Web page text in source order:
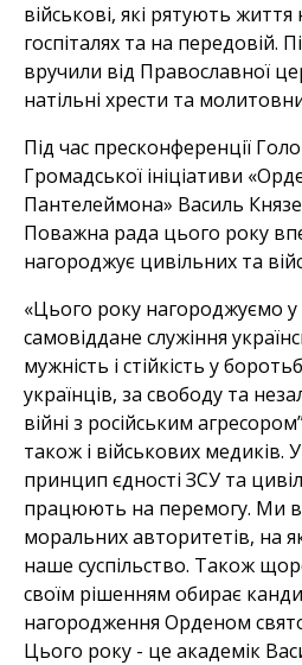
військові, які рятують
госпіталях та на передовій.
вручили від Православної
натільні хрести та
Під час пресконференції
Громадської ініціативи
Пантелеймона» Василь
Поважна рада цього року
нагороджує цивільних та
«Цього року нагороджуємо у
самовіддане служіння
мужність і стійкість у
українців, за свободу та
війні з російським
також і військових медиків.
принцип єдності ЗСУ та
працюють на перемогу. Ми
моральних авторитетів, на
наше суспільство. Також
своїм рішенням обирає
нагородження Орденом
Цього року - це академік